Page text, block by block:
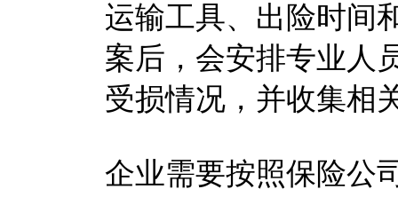
运输工具、出险时间
案后，会安排专业人
受损情况，并收集相
企业需要按照保险公